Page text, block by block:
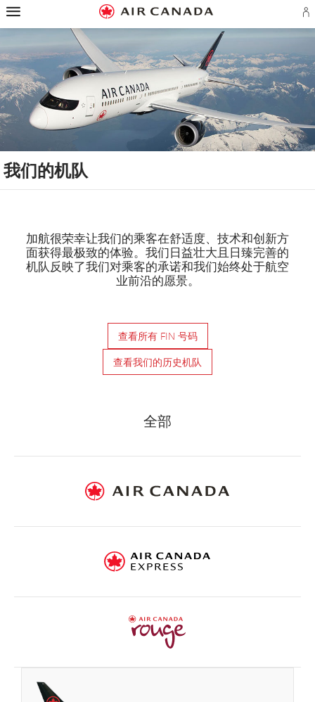
跳
至
主
跳
至
主
航
跳
至
内
跳
至
搜
栏
跳
至
页
链
接
跳
至
网
指
南
跳
至
联
我
们
登
录
创
建
账
户
我们的机队
加航很荣幸让我们的乘客在舒适度、技术和创新方
面获得最极致的体验。我们日益壮大且日臻完善的
机队反映了我们对乘客的承诺和我们始终处于航空
业前沿的愿景。
查看所有 FIN 号码
查看我们的历史机队
全部
Canada